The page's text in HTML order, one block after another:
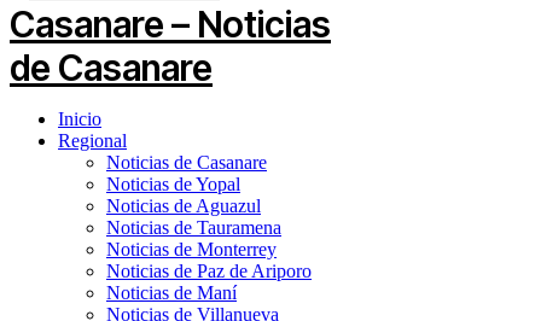
Inicio
Regional
Noticias de Casanare
Noticias de Yopal
Noticias de Aguazul
Noticias de Tauramena
Noticias de Monterrey
Noticias de Paz de Ariporo
Noticias de Maní
Noticias de Villanueva